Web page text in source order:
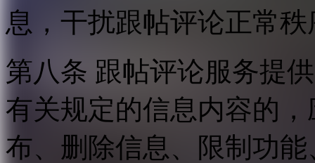
息，干扰跟帖评论正常
第八条 跟帖评论服务提
有关规定的信息内容的
布、删除信息、限制功